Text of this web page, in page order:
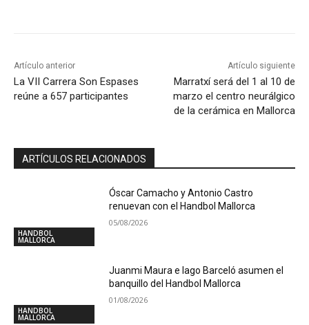
Artículo anterior
La VII Carrera Son Espases
reúne a 657 participantes
Artículo siguiente
Marratxí será del 1 al 10 de
marzo el centro neurálgico
de la cerámica en Mallorca
ARTÍCULOS RELACIONADOS
HANDBOL
MALLORCA
Óscar Camacho y Antonio Castro
renuevan con el Handbol Mallorca
05/08/2026
HANDBOL
MALLORCA
Juanmi Maura e Iago Barceló asumen el
banquillo del Handbol Mallorca
01/08/2026